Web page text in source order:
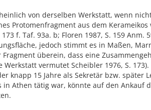
von derselben Werkstatt, wenn
Protomenfragment aus dem Kerameikos
173 f. Taf. 93a. b; Floren 1987, S. 159 Anm.
jedoch stimmt es in Maßen,
Fragment überein, dass eine
Werkstatt vermutet Scheibler 1976, S.
knapp 15 Jahre als Sekretär bzw. später
in Athen tätig war, könnte auf den Ankauf